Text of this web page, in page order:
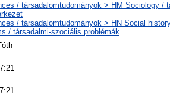
/ társadalomtudományok > HM Sociology /
/ társadalomtudományok > HN Social
/ társadalmi-szociális problémák